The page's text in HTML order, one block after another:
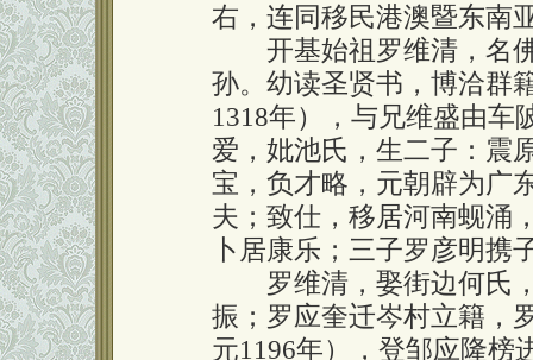
右，连同移民港澳暨东南
开基始祖罗维清，名佛
孙。幼读圣贤书，博洽群
1318年），与兄维盛由车
爱，妣池氏，生二子：震
宝，负才略，元朝辟为广
夫；致仕，移居河南蚬涌
卜居康乐；三子罗彦明携
罗维清，娶街边何氏，
振；罗应奎迁岑村立籍，
元1196年），登邹应隆榜